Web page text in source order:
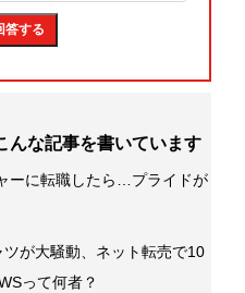
んな記事を書いています
ーに転職したら…プライドが
が大騒動、ネット転売で10
って何者？